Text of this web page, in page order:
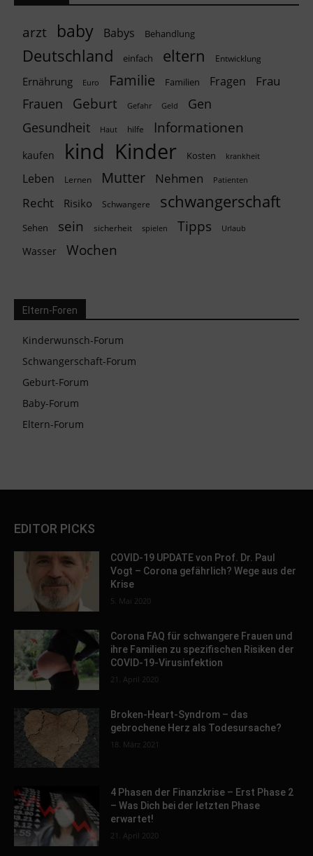
arzt baby Babys Behandlung
Deutschland einfach eltern Entwicklung
Ernährung Euro Familie Familien Fragen Frau
Frauen Geburt Gefahr Geld
Gen
Gesundheit
Haut hilfe Informationen
kaufen kind Kinder Kosten krankheit
Leben Lernen Mutter Nehmen Patienten
Recht Risiko Schwangere schwangerschaft
Sehen sein sicherheit spielen Tipps Urlaub
Wasser Wochen
Eltern-Foren
Kinderwunsch-Forum
Schwangerschaft-Forum
Geburt-Forum
Baby-Forum
Eltern-Forum
EDITOR PICKS
COVID-19 UPDATE von Prof. Dr. Paul
Vogt – Corona gefährlich? Wege aus der
Krise
5. Mai 2020
Corona FAQ für schwangere Frauen und
ihre Familien zu spezifischen Risiken der
COVID-19-Virusinfektion
21. April 2020
Broken-Heart-Syndrom – das
gebrochene Herz als Todesursache?
18. März 2021
4 Phasen der Finanzkrise – Erst Phase 2
– Was Dich bei der letzten Phase
erwartet!
21. April 2020